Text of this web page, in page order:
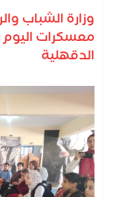
وزارة الشباب
معسكرات
الدقهلية